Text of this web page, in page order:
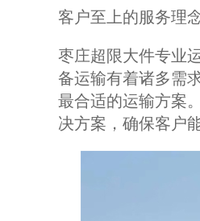
客户至上的服务理
枣庄超限大件专业
备运输有着诸多需
最合适的运输方案
决方案，确保客户